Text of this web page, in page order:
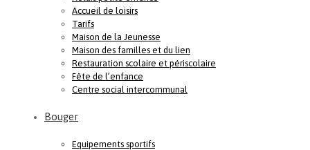
Accueil de loisirs
Tarifs
Maison de la Jeunesse
Maison des familles et du lien
Restauration scolaire et périscolaire
Fête de l’enfance
Centre social intercommunal
Bouger
Equipements sportifs